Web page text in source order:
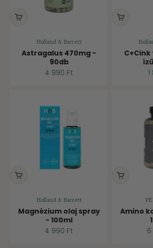
Holland & Barrett
Astragalus 470mg -
90db
Ár
4 990 Ft
Holland & Barrett
Magnézium olaj spray
- 100ml
Ár
4 990 Ft
Amino
Ár